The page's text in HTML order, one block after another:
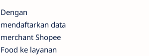
Dengan
mendaftarkan data
merchant Shopee
Food ke layanan